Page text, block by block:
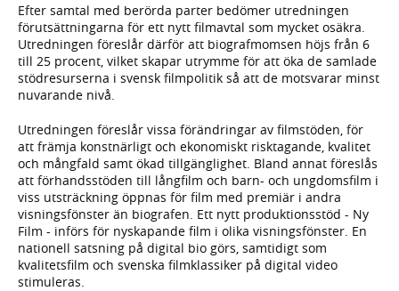
Efter samtal med berörda parter bedömer utredningen
förutsättningarna för ett nytt filmavtal som mycket osäkra.
Utredningen föreslår därför att biografmomsen höjs från 6
till 25 procent, vilket skapar utrymme för att öka de samlade
stödresurserna i svensk filmpolitik så att de motsvarar minst
nuvarande nivå.
Utredningen föreslår vissa förändringar av filmstöden, för
att främja konstnärligt och ekonomiskt risktagande, kvalitet
och mångfald samt ökad tillgänglighet. Bland annat föreslås
att förhandsstöden till långfilm och barn- och ungdomsfilm i
viss utsträckning öppnas för film med premiär i andra
visningsfönster än biografen. Ett nytt produktionsstöd - Ny
Film - införs för nyskapande film i olika visningsfönster. En
nationell satsning på digital bio görs, samtidigt som
kvalitetsfilm och svenska filmklassiker på digital video
stimuleras.